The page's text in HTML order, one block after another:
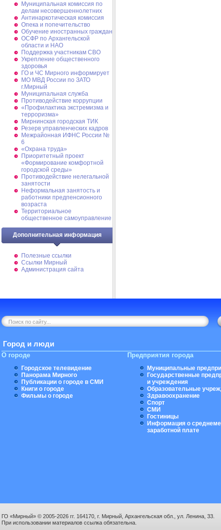
Муниципальная комиссия по
делам несовершеннолетних
Антинаркотическая комиссия
Опека и попечительство
Обучение иностранных граждан
ОСФР по Архангельской
области и НАО
Поддержка участникам СВО
Укрепление общественного
здоровья
ГО и ЧС Мирного информирует
МО МВД России по ЗАТО
г.Мирный
Муниципальная cлужба
Противодействие коррупции
«Профилактика экстремизма и
терроризма»
Мирнинская городская ТИК
Резерв управленческих кадров
Межрайонная ИФНС России №
6
«Охрана труда»
Приоритетный проект
«Формирование комфортной
городской среды»
Противодействие нелегальной
занятости
Неформальная занятость и
работники предпенсионного
возраста
Территориальное
общественное самоуправление
Дополнительная информация
Полезные ссылки
Ссылки Мирный
Администрация сайта
Город и люди
О городе
Городское телевидение
Панорама Мирного
Публикации о городе в СМИ
Книги о городе
Фильмы о городе
Предприятия города
Муниципальные
Государственные
и учреждения
Образовательные
Здравоохранение
Спорт
СМИ
Гостиницы
Информация о
заработной плате
ГО «Мирный» © 2005-2026 гг. 164170, г. Мирный, Архангельская обл., ул. Ленина, 33.
При использовании материалов ссылка обязательна.